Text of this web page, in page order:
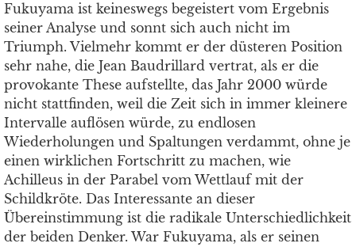
Fukuyama ist keineswegs begeistert vom Ergebnis
seiner Analyse und sonnt sich auch nicht im
Triumph. Vielmehr kommt er der düsteren Position
sehr nahe, die Jean Baudrillard vertrat, als er die
provokante These aufstellte, das Jahr 2000 würde
nicht stattfinden, weil die Zeit sich in immer kleinere
Intervalle auflösen würde, zu endlosen
Wiederholungen und Spaltungen verdammt, ohne je
einen wirklichen Fortschritt zu machen, wie
Achilleus in der Parabel vom Wettlauf mit der
Schildkröte. Das Interessante an dieser
Übereinstimmung ist die radikale Unterschiedlichkeit
der beiden Denker. War Fukuyama, als er seinen